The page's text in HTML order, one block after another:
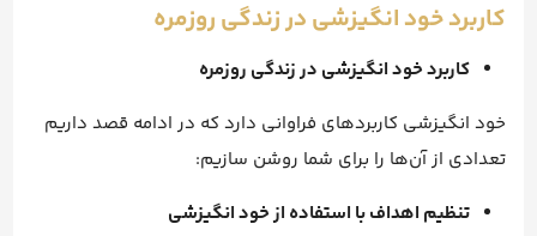
کاربرد خود انگیزشی در زندگی روزمره
کاربرد خود انگیزشی در زندگی روزمره
خود انگیزشی کاربردهای فراوانی دارد که در ادامه قصد داریم
تعدادی از آن‌ها را برای شما روشن سازیم:
تنظیم اهداف با استفاده از خود انگیزشی